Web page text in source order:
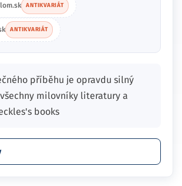
ANTIKVARIÁT
ANTIKVARIÁT
příběhu je opravdu silný
milovníky literatury a
books